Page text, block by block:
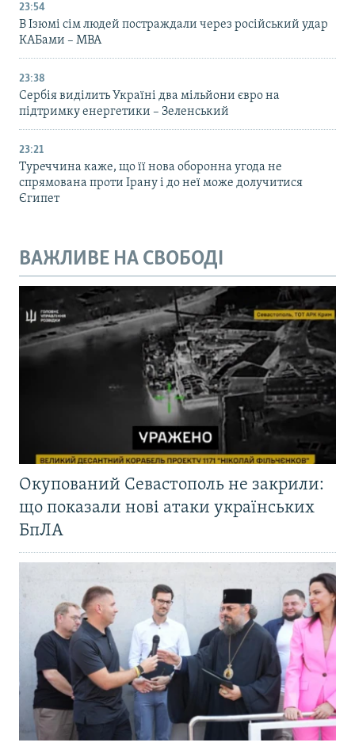
23:54
В Ізюмі сім людей постраждали через російський удар
КАБами – МВА
23:38
Сербія виділить Україні два мільйони євро на
підтримку енергетики – Зеленський
23:21
Туреччина каже, що її нова оборонна угода не
спрямована проти Ірану і до неї може долучитися
Єгипет
ВАЖЛИВЕ НА СВОБОДІ
Окупований Севастополь не закрили:
що показали нові атаки українських
БпЛА